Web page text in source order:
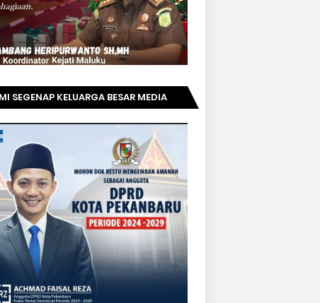
SEGENAP KELUARGA BESAR MEDIA
KEPADA BAPAK ACHMAD FAISAL